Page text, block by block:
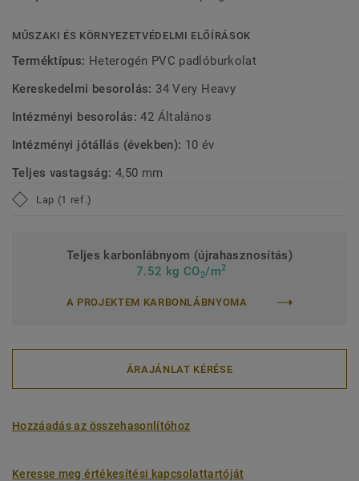
környezethez.
MŰSZAKI ÉS KÖRNYEZETVÉDELMI ELŐÍRÁSOK
Terméktípus: Heterogén PVC padlóburkolat
Kereskedelmi besorolás: 34 Very Heavy
Intézményi besorolás:42 Általános
Intézményi jótállás (években): 10 év
Teljes vastagság: 4,50 mm
Lap (1 ref.)
Teljes karbonlábnyom (újrahasznosítás)
7.52 kg CO2/m2
A PROJEKTEM KARBONLÁBNYOMA
ÁRAJÁNLAT KÉRÉSE
Hozzáadás az összehasonlítóhoz
Keresse meg értékesítési kapcsolattartóját